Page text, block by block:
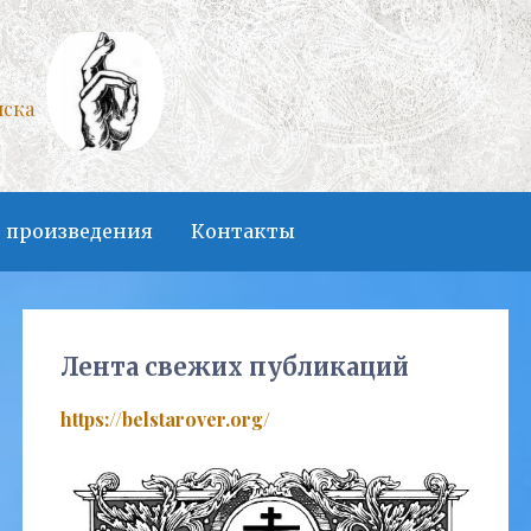
произведения Контакты
Лента свежих публикаций
https://belstarover.org/